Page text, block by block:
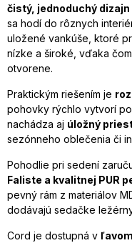
čistý, jednoduchý dizajn
sa hodí do rôznych
uložené vankúše, ktoré
nízke a široké, vďaka
otvorene.
Praktickým riešením je
pohovky rýchlo vytvorí
nachádza aj úložný
sezónneho oblečenia či
Pohodlie pri sedení
Faliste a kvalitnej PUR
pevný rám z materiálov
dodávajú sedačke
Cord je dostupná v